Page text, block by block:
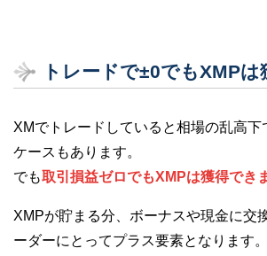
トレードで±0でもXMPは
XMでトレードしていると相場の乱高下
ケースもあります。
でも取引損益ゼロでもXMPは獲得でき
XMPが貯まる分、ボーナスや現金に交
ーダーにとってプラス要素となります。